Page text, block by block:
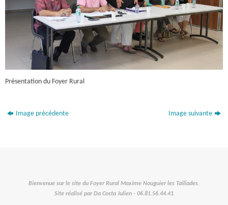
Présentation du Foyer Rural
Image précédente Image suivante
Bienvenue sur le site du Foyer Rural Maxime Nouguier les Taillades.
Site réalisé par Da Costa Julien - 06.81.56.44.41